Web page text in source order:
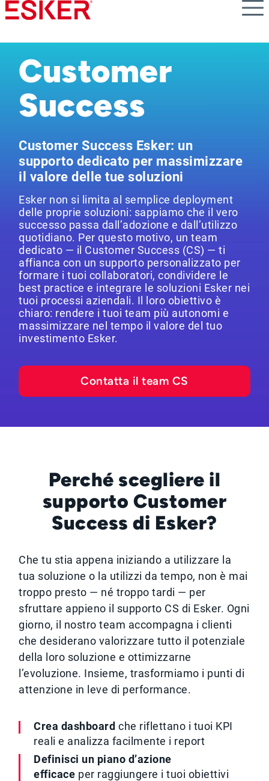
Skip
to
content
Customer
Success
Customer Success Esker: un
supporto dedicato per massimizzare
il valore delle tue soluzioni
Esker non si limita al semplice deployment
delle proprie soluzioni: sappiamo che il vero
successo passa dall’adozione e dall’utilizzo
quotidiano. Per questo motivo, un team
dedicato — il Customer Success (CS) — ti
affianca con un supporto personalizzato per
formare i tuoi collaboratori, condividere le
best practice e integrare le soluzioni Esker nei
tuoi processi aziendali. Il loro obiettivo è
chiaro: rendere i tuoi team più autonomi e
massimizzare nel tempo il valore del tuo
investimento Esker.
Contatta il team CS
Perché scegliere il
supporto Customer
Success di Esker?
Che tu stia appena iniziando a utilizzare la
tua soluzione o la utilizzi da tempo, non è mai
troppo presto — né troppo tardi — per
sfruttare appieno il supporto CS di Esker. Ogni
giorno, il nostro team accompagna i clienti
che desiderano valorizzare tutto il potenziale
della loro soluzione e ottimizzarne
l’evoluzione. Insieme, trasformiamo i punti di
attenzione in leve di performance.
Crea dashboard che riflettano i tuoi KPI
reali e analizza facilmente i report
Definisci un piano d’azione
efficace per raggiungere i tuoi obiettivi